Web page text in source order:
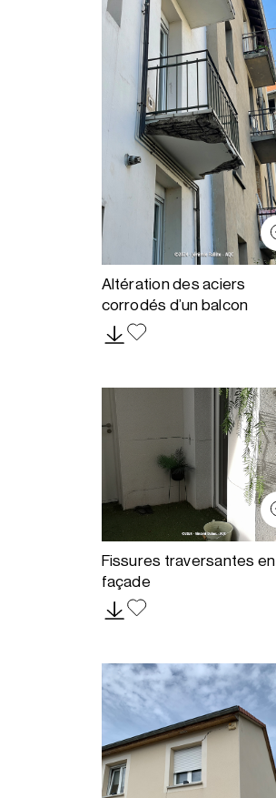
Altération des aciers
corrodés d’un balcon
Fissures traversantes en
façade